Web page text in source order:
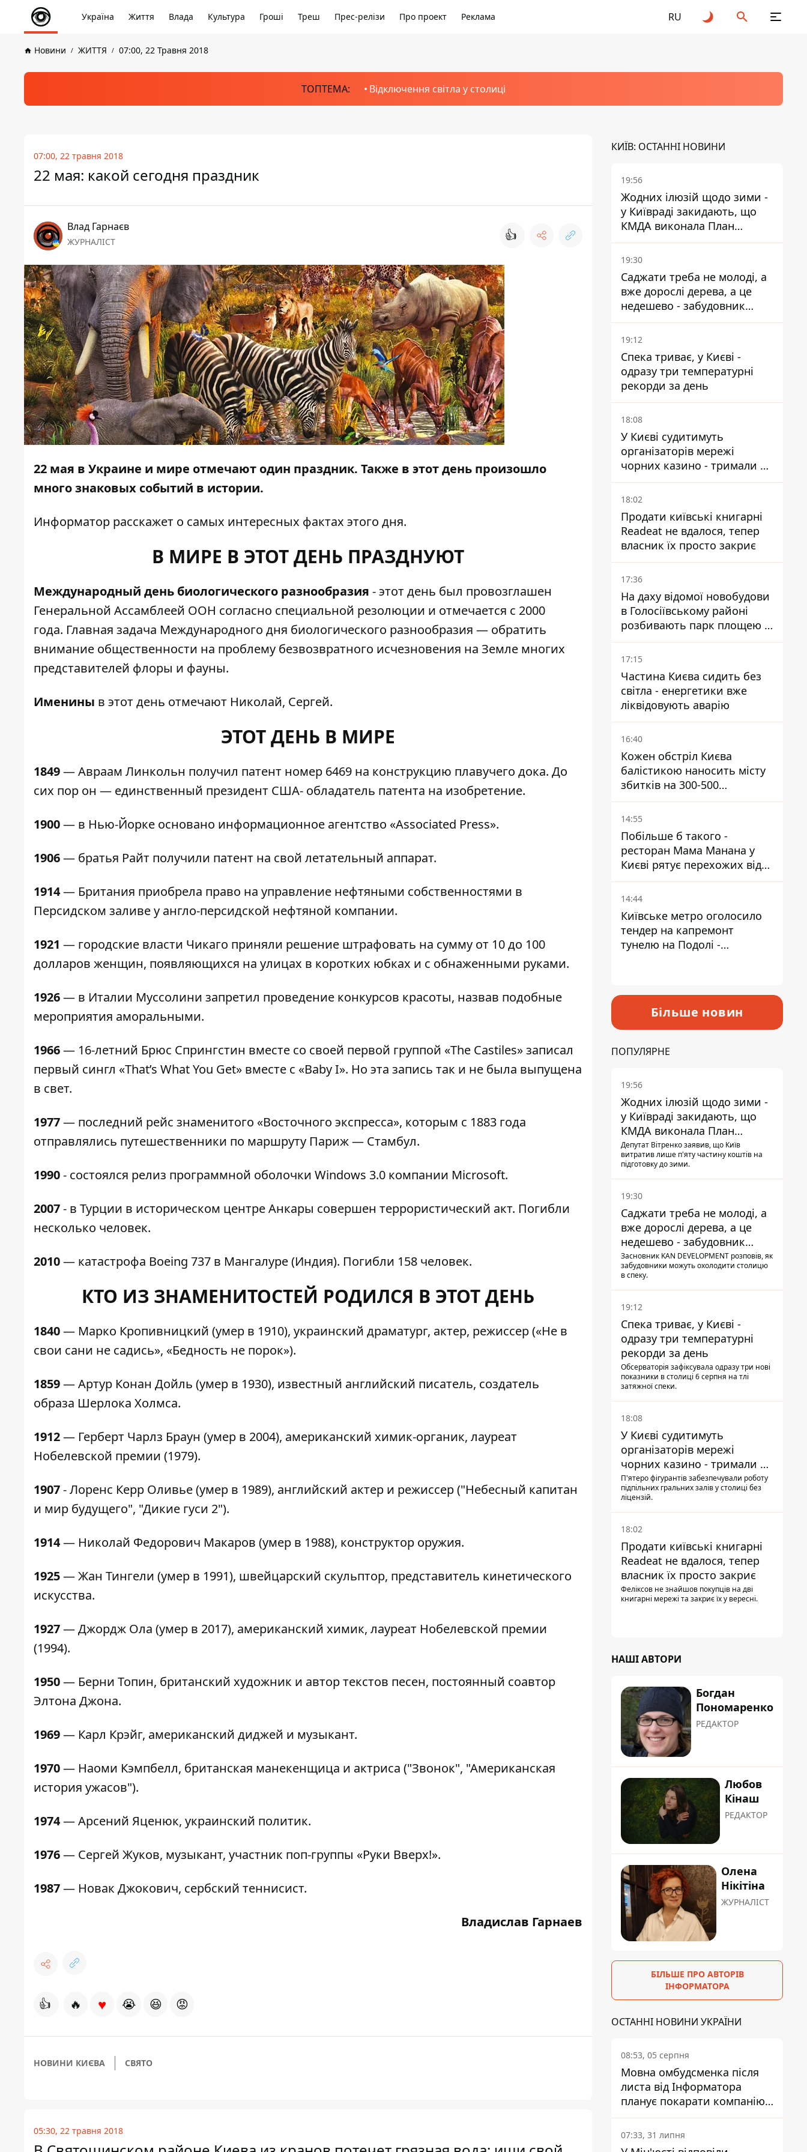
Україна Життя Влада Культура Гроші Треш Прес-релізи Про проект Реклама RU
Новини ЖИТТЯ 07:00, 22 Травня 2018
ТОПТЕМА: Відключення світла у столиці
07:00, 22 травня 2018
22 мая: какой сегодня праздник
Влад Гарнаєв
ЖУРНАЛІСТ 👍
22 мая в Украине и мире отмечают один праздник. Также в этот день произошло
много знаковых событий в истории.
Информатор расскажет о самых интересных фактах этого дня.
В МИРЕ В ЭТОТ ДЕНЬ ПРАЗДНУЮТ
Международный день биологического разнообразия - этот день был провозглашен
Генеральной Ассамблеей ООН согласно специальной резолюции и отмечается с 2000
года. Главная задача Международного дня биологического разнообразия — обратить
внимание общественности на проблему безвозвратного исчезновения на Земле многих
представителей флоры и фауны.
Именины в этот день отмечают Николай, Сергей.
ЭТОТ ДЕНЬ В МИРЕ
1849— Авраам Линкольн получил патент номер 6469 на конструкцию плавучего дока. До
сих пор он — единственный президент США- обладатель патента на изобретение.
1900— в Нью-Йорке основано информационное агентство «Associated Press».
1906— братья Райт получили патент на свой летательный аппарат.
1914— Британия приобрела право на управление нефтяными собственностями в
Персидском заливе у англо-персидской нефтяной компании.
1921 — городские власти Чикаго приняли решение штрафовать на сумму от 10 до 100
долларов женщин, появляющихся на улицах в коротких юбках и с обнаженными руками.
1926— в Италии Муссолини запретил проведение конкурсов красоты, назвав подобные
мероприятия аморальными.
1966— 16-летний Брюс Спрингстин вместе со своей первой группой «The Castiles» записал
первый сингл «That’s What You Get» вместе с «Baby I». Но эта запись так и не была выпущена
в свет.
1977— последний рейс знаменитого «Восточного экспресса», которым с 1883 года
отправлялись путешественники по маршруту Париж — Стамбул.
1990- состоялся релиз программной оболочки Windows 3.0 компании Microsoft.
2007- в Турции в историческом центре Анкары совершен террористический акт. Погибли
несколько человек.
2010— катастрофа Boeing 737 в Мангалуре (Индия). Погибли 158 человек.
КТО ИЗ ЗНАМЕНИТОСТЕЙ РОДИЛСЯ В ЭТОТ ДЕНЬ
1840— Марко Кропивницкий (умер в 1910), украинский драматург, актер, режиссер («Не в
свои сани не садись», «Бедность не порок»).
1859— Артур Конан Дойль (умер в 1930), известный английский писатель, создатель
образа Шерлока Холмса.
1912— Герберт Чарлз Браун (умер в 2004), американский химик-органик, лауреат
Нобелевской премии (1979).
1907- Лоренс Керр Оливье (умер в 1989), английский актер и режиссер ("Небесный капитан
и мир будущего", "Дикие гуси 2").
1914— Николай Федорович Макаров (умер в 1988), конструктор оружия.
1925— Жан Тингели (умер в 1991), швейцарский скульптор, представитель кинетического
искусства.
1927— Джордж Ола (умер в 2017), американский химик, лауреат Нобелевской премии
(1994).
1950— Берни Топин, британский художник и автор текстов песен, постоянный соавтор
Элтона Джона.
1969— Карл Крэйг, американский диджей и музыкант.
1970— Наоми Кэмпбелл, британская манекенщица и актриса ("Звонок", "Американская
история ужасов").
1974— Арсений Яценюк, украинский политик.
1976— Сергей Жуков, музыкант, участник поп-группы «Руки Вверх!».
1987— Новак Джокович, сербский теннисист.
Владислав Гарнаев
👍 🔥 ♥ 😭 😆 😡
НОВИНИ КИЄВА СВЯТО
05:30, 22 травня 2018
КИЇВ: ОСТАННІ НОВИНИ
19:56
Жодних ілюзій щодо зими -
у Київраді закидають, що
КМДА виконала План
стійкості на 20%
19:30
Саджати треба не молоді, а
вже дорослі дерева, а це
недешево - забудовник
Ніконов
19:12
Спека триває, у Києві -
одразу три температурні
рекорди за день
18:08
У Києві судитимуть
організаторів мережі
чорних казино - тримали 39
закладів
18:02
Продати київські книгарні
Readeat не вдалося, тепер
власник їх просто закриє
17:36
На даху відомої новобудови
в Голосіївському районі
розбивають парк площею в
гектар
17:15
Частина Києва сидить без
світла - енергетики вже
ліквідовують аварію
16:40
Кожен обстріл Києва
балістикою наносить місту
збитків на 300-500
мільйонів - Петро
Пантелеєв
14:55
Побільше б такого -
ресторан Мама Манана у
Києві рятує перехожих від
спеки
14:44
Київське метро оголосило
тендер на капремонт
тунелю на Подолі -
Більше новин
ПОПУЛЯРНЕ
19:56
Жодних ілюзій щодо зими -
у Київраді закидають, що
КМДА виконала План
стійкості на 20%
Депутат Вітренко заявив, що Київ
витратив лише п'яту частину коштів на
підготовку до зими.
19:30
Саджати треба не молоді, а
вже дорослі дерева, а це
недешево - забудовник
Ніконов
Засновник KAN DEVELOPMENT розповів, як
забудовники можуть охолодити столицю
в спеку.
19:12
Спека триває, у Києві -
одразу три температурні
рекорди за день
Обсерваторія зафіксувала одразу три нові
показники в столиці 6 серпня на тлі
затяжної спеки.
18:08
У Києві судитимуть
організаторів мережі
чорних казино - тримали 39
закладів
П'ятеро фігурантів забезпечували роботу
підпільних гральних залів у столиці без
ліцензій.
18:02
Продати київські книгарні
Readeat не вдалося, тепер
власник їх просто закриє
Феліксов не знайшов покупців на дві
книгарні мережі та закриє їх у вересні.
НАШІ АВТОРИ
Богдан
Пономаренко
РЕДАКТОР
Любов
Кінаш
РЕДАКТОР
Олена
Нікітіна
ЖУРНАЛІСТ
БІЛЬШЕ ПРО АВТОРІВ
ІНФОРМАТОРА
ОСТАННІ НОВИНИ УКРАЇНИ
08:53, 05 серпня
Мовна омбудсменка після
листа від Інформатора
планує покарати компанію-
підрядника ПриватБанку
07:33, 31 липня